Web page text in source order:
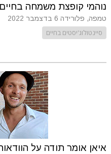
נוהמי קופצת משמחה בחיים
טמפה, פלורידה 6 בדצמבר 2022
סיינטולוג'יסטים בחיים
איאן אומר תודה על